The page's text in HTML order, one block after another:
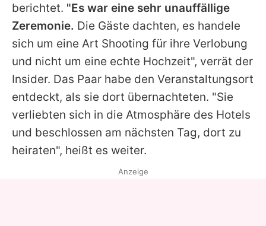
berichtet. "Es war eine sehr unauffällige
Zeremonie. Die Gäste dachten, es handele
sich um eine Art Shooting für ihre Verlobung
und nicht um eine echte Hochzeit", verrät der
Insider. Das Paar habe den Veranstaltungsort
entdeckt, als sie dort übernachteten. "Sie
verliebten sich in die Atmosphäre des Hotels
und beschlossen am nächsten Tag, dort zu
heiraten", heißt es weiter.
Anzeige